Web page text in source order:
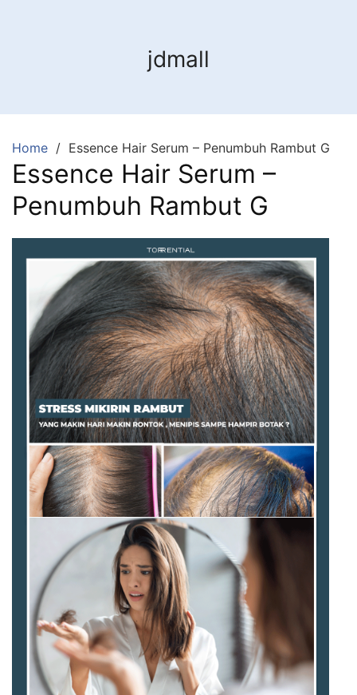
jdmall
Home Essence Hair Serum – Penumbuh Rambut G
Essence Hair Serum –
Penumbuh Rambut G